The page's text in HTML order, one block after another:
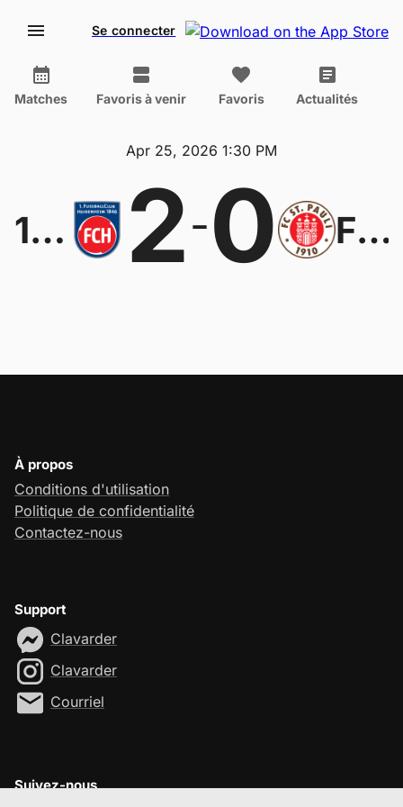
Se connecter
Matches Favoris à venir Favoris Actualités
Apr 25, 2026 1:30 PM
1. FC Heidenheim 2-0 FC St. Pauli
À propos
Conditions d'utilisation
Politique de confidentialité
Contactez-nous
Support
Clavarder
Clavarder
Courriel
Suivez-nous